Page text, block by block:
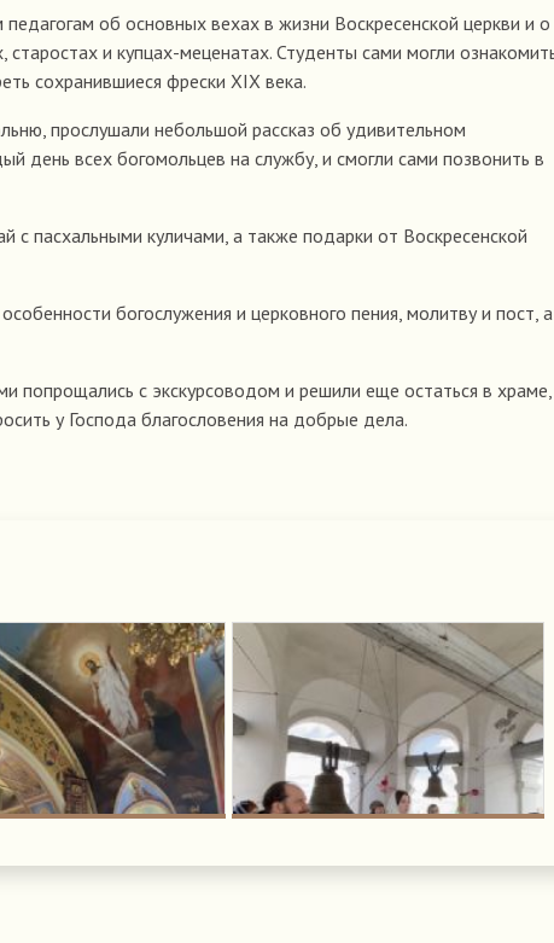
об основных вехах в жизни Воскресенской церкви и о
и купцах-меценатах. Студенты сами могли
сохранившиеся фрески XIX века.
прослушали небольшой рассказ об удивительном
день всех богомольцев на службу, и смогли сами позвонить в
с пасхальными куличами, а также подарки от Воскресенской
богослужения и церковного пения, молитву и пост, а
попрощались с экскурсоводом и решили еще остаться в храме,
у Господа благословения на добрые дела.